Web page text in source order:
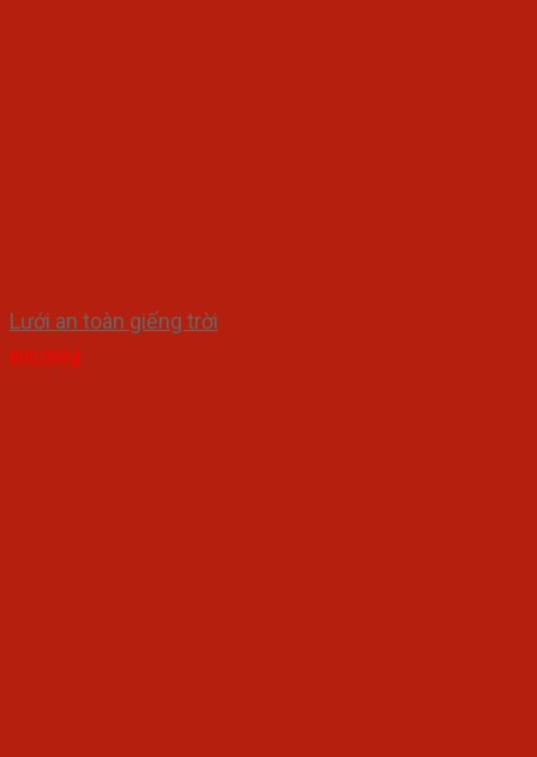
Lưới an toàn giếng trời
800,000₫